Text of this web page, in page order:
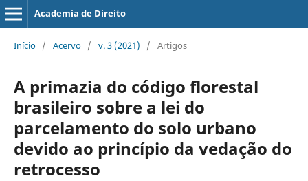
Academia de Direito
Início / Acervo / v. 3 (2021) / Artigos
A primazia do código florestal
brasileiro sobre a lei do
parcelamento do solo urbano
devido ao princípio da vedação do
retrocesso